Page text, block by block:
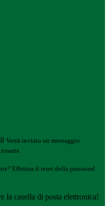
Verrà inviato un messaggio
Effettua il reset della password
la casella di posta elettronica!